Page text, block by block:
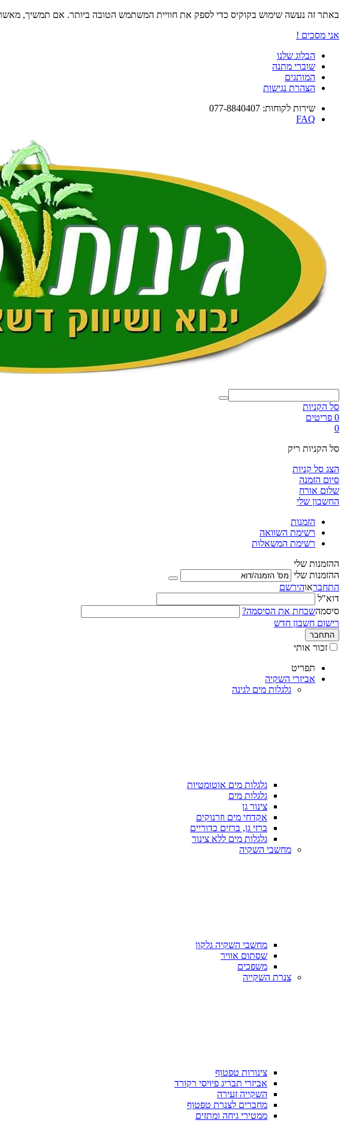
באתר זה נעשה שימוש בקוקיס כדי לספק את חוויית המשתמש הטובה ביותר. אם תמשיך,
אני מסכים !
הבלוג שלנו
שוברי מתנה
המותגים
הצהרת נגישות
שירות לקוחות: 077-8840407
FAQ
סל הקניות
0 פריטים
0
סל הקניות ריק
הצג סל קניות
סיום הזמנה
שלום אורח
החשבון שלי
הזמנות
רשימת השוואה
רשימת המשאלות
ההזמנות שלי
ההזמנות שלי
התחבראוהירשם
דוא"ל
סיסמהשכחת את הסיסמה?
רישום חשבון חדש
התחבר
זכור אותי
תפריט
אביזרי השקיה
גלגלות מים לגינה
גלגלות מים אוטומטיות
גלגלות מים
צינור גן
אקדחי מים וזרנוקים
ברזי גן, ברזים כדוריים
גלגלות מים ללא צינור
מחשבי השקיה
מחשבי השקיה גלקון
שסתום אוויר
משפכים
צנרת השקייה
צינורות טפטוף
אביזרי תבריג פיויסי רקורד
השקייה זעירה
מחברים לצנרת טפטוף
ממטירי גיחה ומתזים